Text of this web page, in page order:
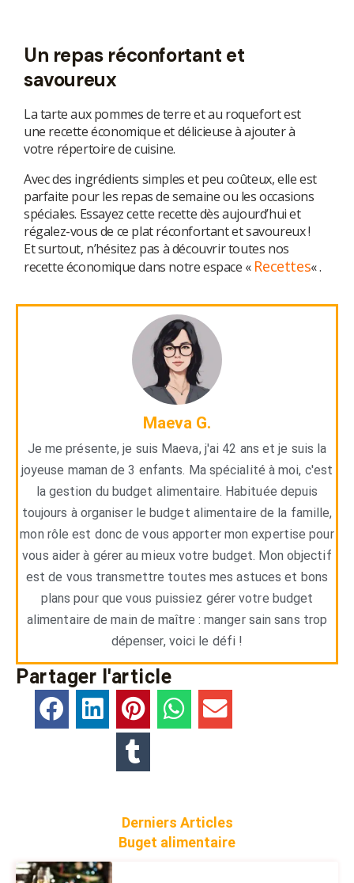
Un repas réconfortant et
savoureux
La tarte aux pommes de terre et au roquefort est
une recette économique et délicieuse à ajouter à
votre répertoire de cuisine.
Avec des ingrédients simples et peu coûteux, elle est
parfaite pour les repas de semaine ou les occasions
spéciales. Essayez cette recette dès aujourd’hui et
régalez-vous de ce plat réconfortant et savoureux !
Et surtout, n’hésitez pas à découvrir toutes nos
recette économique dans notre espace « Recettes« .
Maeva G.
Je me présente, je suis Maeva, j'ai 42 ans et je suis la
joyeuse maman de 3 enfants. Ma spécialité à moi, c'est
la gestion du budget alimentaire. Habituée depuis
toujours à organiser le budget alimentaire de la famille,
mon rôle est donc de vous apporter mon expertise pour
vous aider à gérer au mieux votre budget. Mon objectif
est de vous transmettre toutes mes astuces et bons
plans pour que vous puissiez gérer votre budget
alimentaire de main de maître : manger sain sans trop
dépenser, voici le défi !
Partager l'article
Derniers Articles
Buget alimentaire